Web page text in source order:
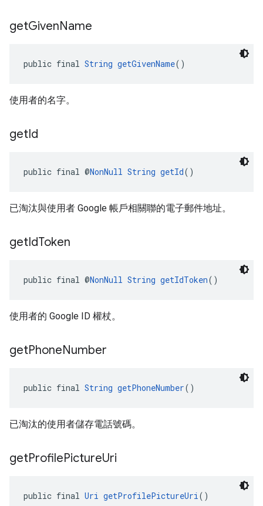
getGivenName
public final String getGivenName()
使用者的名字。
getId
public final @NonNull String getId()
已淘汰與使用者 Google 帳戶相關聯的電子郵件地址。
getIdToken
public final @NonNull String getIdToken()
使用者的 Google ID 權杖。
getPhoneNumber
public final String getPhoneNumber()
已淘汰的使用者儲存電話號碼。
getProfilePictureUri
public final Uri getProfilePictureUri()